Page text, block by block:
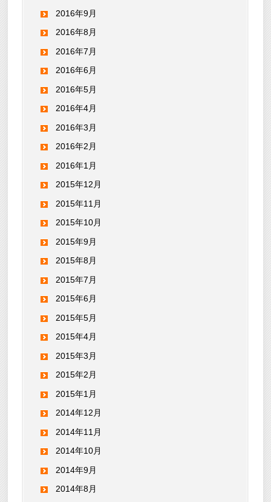
2016年9月
2016年8月
2016年7月
2016年6月
2016年5月
2016年4月
2016年3月
2016年2月
2016年1月
2015年12月
2015年11月
2015年10月
2015年9月
2015年8月
2015年7月
2015年6月
2015年5月
2015年4月
2015年3月
2015年2月
2015年1月
2014年12月
2014年11月
2014年10月
2014年9月
2014年8月